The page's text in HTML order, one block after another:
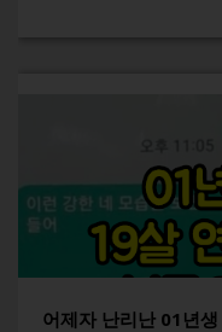
어제자 난리난 01년